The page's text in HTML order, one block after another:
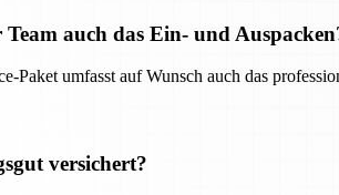
auch das Ein- und
Paket umfasst auf Wunsch auch das
versichert?